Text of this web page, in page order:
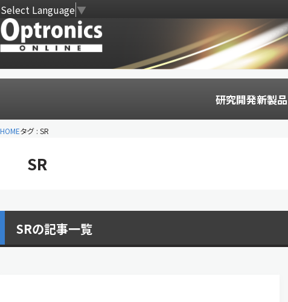
Select Language▼
研究開発新製品
HOMEタグ : SR
SR
SRの記事一覧